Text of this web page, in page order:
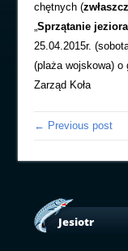
chętnych (
„Sprzątanie
25.04.2015r.
(plaża wojskowa) o
Zarząd Koła
← Previous post
Jesiotr